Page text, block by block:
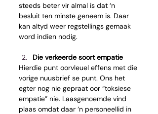
steeds beter vir almal is dat ‘n
besluit ten minste geneem is. Daar
kan altyd weer regstellings gemaak
word indien nodig.
Die verkeerde soort empatie
Hierdie punt oorvleuel effens met die
vorige nuusbrief se punt. Ons het
egter nog nie gepraat oor “toksiese
empatie” nie. Laasgenoemde vind
plaas omdat daar ‘n personeellid in